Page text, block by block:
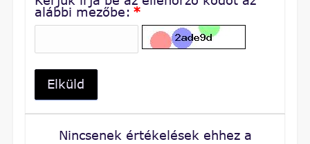
alábbi mezőbe: *
Elküld
Nincsenek értékelések ehhez a